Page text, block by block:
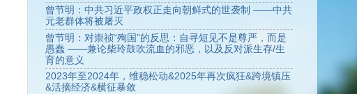
曾节明：中共习近平政权正走向朝鲜式的世袭制 ——中共
元老群体将被屠灭
曾节明：对崇祯“殉国”的反思：自寻短见不是尊严，而是
愚蠢 ——兼论柴玲鼓吹流血的邪恶，以及反对派生存/生
育的意义
2023年至2024年，维稳松动&2025年再次疯狂&跨境镇压
&活摘经济&横征暴敛